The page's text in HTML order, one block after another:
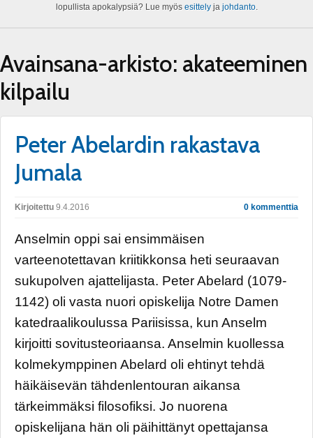
lopullista apokalypsiä? Lue myös esittelyja johdanto.
Avainsana-arkisto: akateeminen
kilpailu
Peter Abelardin rakastava
Jumala
Kirjoitettu 9.4.2016 0 kommenttia
Anselmin oppi sai ensimmäisen
varteenotettavan kriitikkonsa heti seuraavan
sukupolven ajattelijasta. Peter Abelard (1079-
1142) oli vasta nuori opiskelija Notre Damen
katedraalikoulussa Pariisissa, kun Anselm
kirjoitti sovitusteoriaansa. Anselmin kuollessa
kolmekymppinen Abelard oli ehtinyt tehdä
häikäisevän tähdenlentouran aikansa
tärkeimmäksi filosofiksi. Jo nuorena
opiskelijana hän oli päihittänyt opettajansa